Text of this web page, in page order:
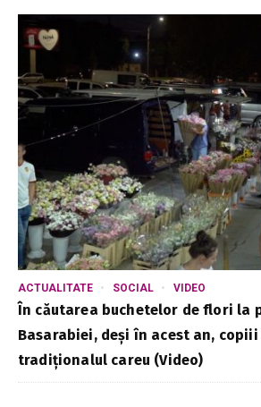
ACTUALITATE SOCIAL VIDEO
În căutarea buchetelor de flori la
Basarabiei, deși în acest an,
tradiționalul careu (Video)